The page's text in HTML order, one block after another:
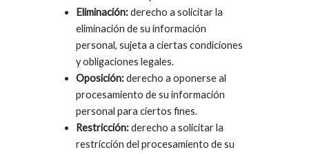
Eliminación:derecho a solicitar la
eliminación de su información
personal, sujeta a ciertas condiciones
y obligaciones legales.
Oposición:derecho a oponerse al
procesamiento de su información
personal para ciertos fines.
Restricción:derecho a solicitar la
restricción del procesamiento de su